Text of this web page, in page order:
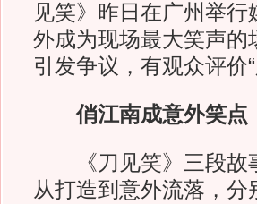
见笑》昨日在广州举
外成为现场最大笑声的
引发争议，有观众评价“
俏江南成意外笑点
《刀见笑》三段故
从打造到意外流落，